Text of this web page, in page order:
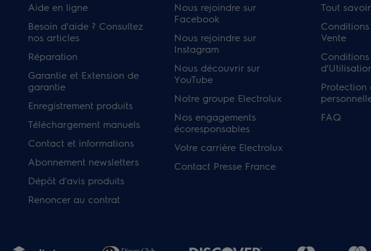
Aide en ligne
Besoin d'aide ? Consultez
nos articles
Réparation
Garantie et Extension de
garantie
Enregistrement produits
Téléchargement manuels
Contact et informations
Abonnement newsletters
Dépôt d'avis produits
Renoncer au contrat
Nous rejoindre sur
Facebook
Nous rejoindre sur
Instagram
Nous découvrir sur
YouTube
Notre groupe Electrolux
Nos engagements
écoresponsables
Votre carrière Electrolux
Contact Presse France
Tout
Vente
Protection
FAQ